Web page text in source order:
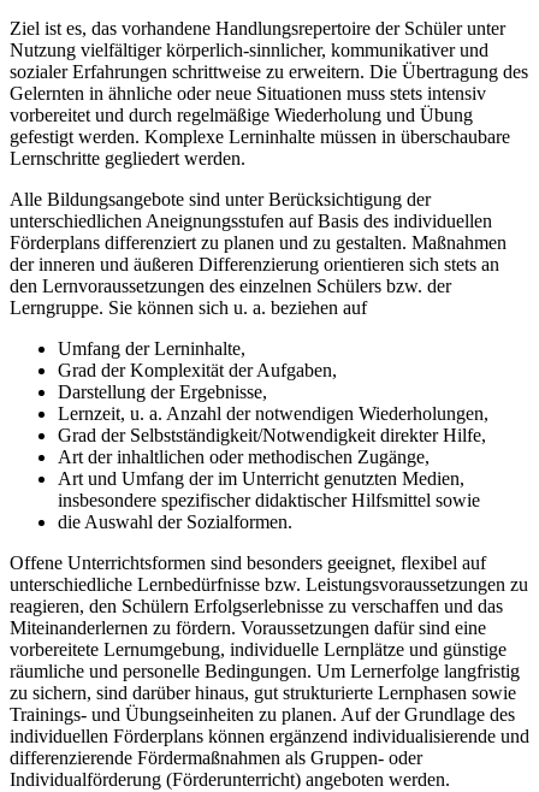
Ziel ist es, das vorhandene Handlungsrepertoire der Schüler unter
Nutzung vielfältiger körperlich-sinnlicher, kommunikativer und
sozialer Erfahrungen schrittweise zu erweitern. Die Übertragung des
Gelernten in ähnliche oder neue Situationen muss stets intensiv
vorbereitet und durch regelmäßige Wiederholung und Übung
gefestigt werden. Komplexe Lerninhalte müssen in überschaubare
Lernschritte gegliedert werden.
Alle Bildungsangebote sind unter Berücksichtigung der
unterschiedlichen Aneignungsstufen auf Basis des individuellen
Förderplans differenziert zu planen und zu gestalten. Maßnahmen
der inneren und äußeren Differenzierung orientieren sich stets an
den Lernvoraussetzungen des einzelnen Schülers bzw. der
Lerngruppe. Sie können sich u. a. beziehen auf
Umfang der Lerninhalte,
Grad der Komplexität der Aufgaben,
Darstellung der Ergebnisse,
Lernzeit, u. a. Anzahl der notwendigen Wiederholungen,
Grad der Selbstständigkeit/Notwendigkeit direkter Hilfe,
Art der inhaltlichen oder methodischen Zugänge,
Art und Umfang der im Unterricht genutzten Medien,
insbesondere spezifischer didaktischer Hilfsmittel sowie
die Auswahl der Sozialformen.
Offene Unterrichtsformen sind besonders geeignet, flexibel auf
unterschiedliche Lernbedürfnisse bzw. Leistungsvoraussetzungen zu
reagieren, den Schülern Erfolgserlebnisse zu verschaffen und das
Miteinanderlernen zu fördern. Voraussetzungen dafür sind eine
vorbereitete Lernumgebung, individuelle Lernplätze und günstige
räumliche und personelle Bedingungen. Um Lernerfolge langfristig
zu sichern, sind darüber hinaus, gut strukturierte Lernphasen sowie
Trainings- und Übungseinheiten zu planen. Auf der Grundlage des
individuellen Förderplans können ergänzend individualisierende und
differenzierende Fördermaßnahmen als Gruppen- oder
Individualförderung (Förderunterricht) angeboten werden.